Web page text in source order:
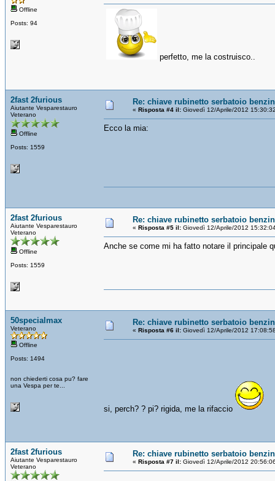
Offline
Posts: 94
perfetto, me la costruisco..
2fast 2furious
Aiutante Vesparestauro
Veterano
Offline
Posts: 1559
Re: chiave rubinetto serbatoio
« Risposta #4 il: Giovedì 12/Aprile/2012
Ecco la mia:
2fast 2furious
Aiutante Vesparestauro
Veterano
Offline
Posts: 1559
Re: chiave rubinetto serbatoio
« Risposta #5 il: Giovedì 12/Aprile/2012
Anche se come mi ha fatto notare il principale
50specialmax
Veterano
Offline
Posts: 1494
non chiederti cosa pu? fare
una Vespa per te...
Re: chiave rubinetto serbatoio
« Risposta #6 il: Giovedì 12/Aprile/2012
si, perch? ? pi? rigida, me la rifaccio
2fast 2furious
Aiutante Vesparestauro
Veterano
Re: chiave rubinetto serbatoio
« Risposta #7 il: Giovedì 12/Aprile/2012